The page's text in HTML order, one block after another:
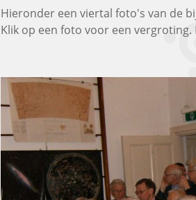
Hieronder een viertal foto's van de
Klik op een foto voor een